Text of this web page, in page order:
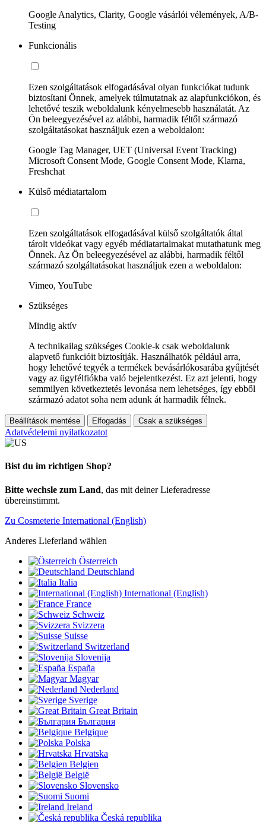
Google Analytics, Clarity, Google vásárlói vélemények, A/B-
Testing
Funkcionális
Ezen szolgáltatások elfogadásával olyan funkciókat tudunk
biztosítani Önnek, amelyek túlmutatnak az alapfunkciókon, és
lehetővé teszik weboldalunk kényelmesebb használatát. Az
Ön beleegyezésével az alábbi, harmadik féltől származó
szolgáltatásokat használjuk ezen a weboldalon:
Google Tag Manager, UET (Universal Event Tracking)
Microsoft Consent Mode, Google Consent Mode, Klarna,
Freshchat
Külső médiatartalom
Ezen szolgáltatások elfogadásával külső szolgáltatók által
tárolt videókat vagy egyéb médiatartalmakat mutathatunk meg
Önnek. Az Ön beleegyezésével az alábbi, harmadik féltől
származó szolgáltatásokat használjuk ezen a weboldalon:
Vimeo, YouTube
Szükséges
Mindig aktív
A technikailag szükséges Cookie-k csak weboldalunk
alapvető funkcióit biztosítják. Használhatók például arra,
hogy lehetővé tegyék a termékek bevásárlókosarába gyűjtését
vagy az ügyfélfiókba való bejelentkezést. Ez azt jelenti, hogy
semmilyen következtetés levonása nem lehetséges, így ebből
származó adatot soha nem adunk át harmadik félnek.
Beállítások mentése Elfogadás Csak a szükséges
Adatvédelemi nyilatkozatot
Bist du im richtigen Shop?
Bitte wechsle zum Land, das mit deiner Lieferadresse
übereinstimmt.
Zu Cosmeterie International (English)
Anderes Lieferland wählen
Österreich
Deutschland
Italia
International (English)
France
Schweiz
Svizzera
Suisse
Switzerland
Slovenija
España
Magyar
Nederland
Sverige
Great Britain
България
Belgique
Polska
Hrvatska
Belgien
België
Slovensko
Suomi
Ireland
Česká republika